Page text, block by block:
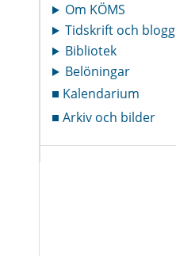
Om KÖMS
Tidskrift och blogg
Bibliotek
Belöningar
Kalendarium
Arkiv och bilder